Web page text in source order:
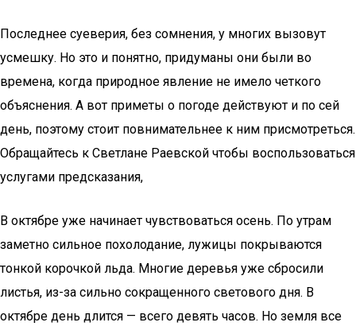
Последнее суеверия, без сомнения, у многих вызовут
усмешку. Но это и понятно, придуманы они были во
времена, когда природное явление не имело четкого
объяснения. А вот приметы о погоде действуют и по сей
день, поэтому стоит повнимательнее к ним присмотреться.
Обращайтесь к Светлане Раевской чтобы воспользоваться
услугами предсказания,
В октябре уже начинает чувствоваться осень. По утрам
заметно сильное похолодание, лужицы покрываются
тонкой корочкой льда. Многие деревья уже сбросили
листья, из-за сильно сокращенного светового дня. В
октябре день длится — всего девять часов. Но земля все